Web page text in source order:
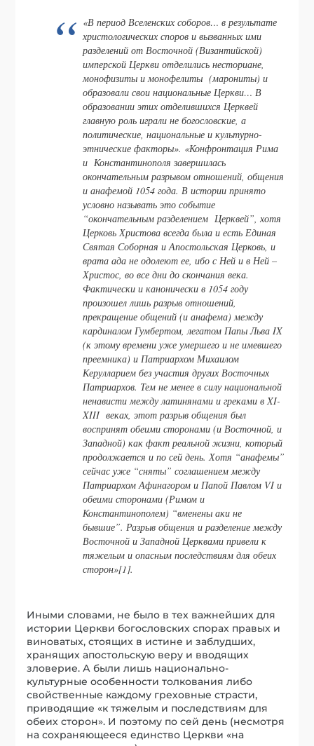
«В период Вселенских соборов… в результате
христологических споров и вызванных ими
разделений от Восточной (Византийской)
имперской Церкви отделились несториане,
монофизиты и монофелиты (марониты) и
образовали свои национальные Церкви… В
образовании этих отделившихся Церквей
главную роль играли не богословские, а
политические, национальные и культурно-
этнические факторы». «Конфронтация Рима
и Константинополя завершилась
окончательным разрывом отношений, общения
и анафемой 1054 года. В истории принято
условно называть это событие
“окончательным разделением Церквей”, хотя
Церковь Христова всегда была и есть Единая
Святая Соборная и Апостольская Церковь, и
врата ада не одолеют ее, ибо с Ней и в Ней –
Христос, во все дни до скончания века.
Фактически и канонически в 1054 году
произошел лишь разрыв отношений,
прекращение общений (и анафема) между
кардиналом Гумбертом, легатом Папы Льва IX
(к этому времени уже умершего и не имевшего
преемника) и Патриархом Михаилом
Керулларием без участия других Восточных
Патриархов. Тем не менее в силу национальной
ненависти между латинянами и греками в XI-
XIII веках, этот разрыв общения был
воспринят обеими сторонами (и Восточной, и
Западной) как факт реальной жизни, который
продолжается и по сей день. Хотя “анафемы”
сейчас уже “сняты” соглашением между
Патриархом Афинагором и Папой Павлом VI и
обеими сторонами (Римом и
Константинополем) “вменены аки не
бывшие”. Разрыв общения и разделение между
Восточной и Западной Церквами привели к
тяжелым и опасным последствиям для обеих
сторон»[1].
Иными словами, не было в тех важнейших для
истории Церкви богословских спорах правых и
виноватых, стоящих в истине и заблудших,
хранящих апостольскую веру и вводящих
зловерие. А были лишь национально-
культурные особенности толкования либо
свойственные каждому греховные страсти,
приводящие «к тяжелым и последствиям для
обеих сторон». И поэтому по сей день (несмотря
на сохраняющееся единство Церкви «на